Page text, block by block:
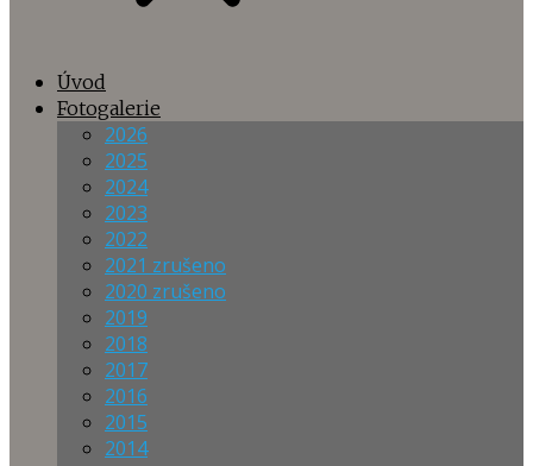
Úvod
Fotogalerie
2026
2025
2024
2023
2022
2021 zrušeno
2020 zrušeno
2019
2018
2017
2016
2015
2014